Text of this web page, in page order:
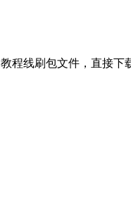
程线刷包文件，直接